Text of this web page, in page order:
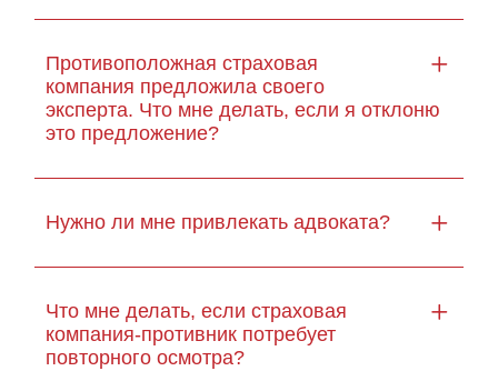
Противоположная страховая
компания предложила своего
эксперта. Что мне делать, если я отклоню
это предложение?
Нужно ли мне привлекать адвоката?
Что мне делать, если страховая
компания-противник потребует
повторного осмотра?